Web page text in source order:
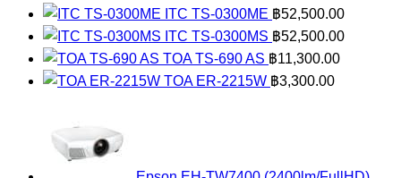
range:
฿73,500.00
through
฿113,750.00
ITC TS-0300ME ฿52,500.00
ITC TS-0300MS ฿52,500.00
TOA TS-690 AS ฿11,300.00
TOA ER-2215W ฿3,300.00